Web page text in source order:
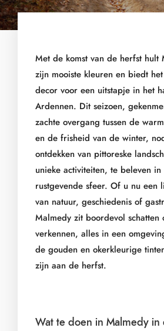
Met de komst van de herfst hult
zijn mooiste kleuren en biedt
decor voor een uitstapje in het
Ardennen. Dit seizoen,
zachte overgang tussen de
en de frisheid van de winter,
ontdekken van pittoreske
unieke activiteiten, te beleven
rustgevende sfeer. Of u nu een
van natuur, geschiedenis of
Malmedy zit boordevol schatten
verkennen, alles in een
de gouden en okerkleurige
zijn aan de herfst.
Wat te doen in Malmedy